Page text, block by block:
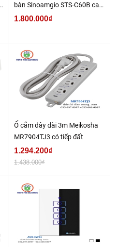
bàn Sinoamgio STS-C60B cao
cấp
1.800.000₫
Ổ cắm dây dài 3m Meikosha
MR7904TJ3 có tiếp đất
1.294.200₫
1.438.000₫